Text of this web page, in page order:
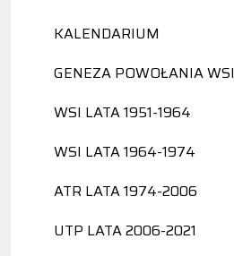
KALENDARIUM
GENEZA POWOŁANIA WSI
WSI LATA 1951-1964
WSI LATA 1964-1974
ATR LATA 1974-2006
UTP LATA 2006-2021